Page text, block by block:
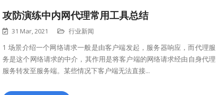
攻防演练中内网代理常用工具总结
31 Mar, 2021 行业新闻
1 场景介绍一个网络请求一般是由客户端发起，服务器响应，而代理服
务是这个网络请求的中介，其作用是将客户端的网络请求经由自身代理
服务转发至服务端。某些情况下客户端无法直接...